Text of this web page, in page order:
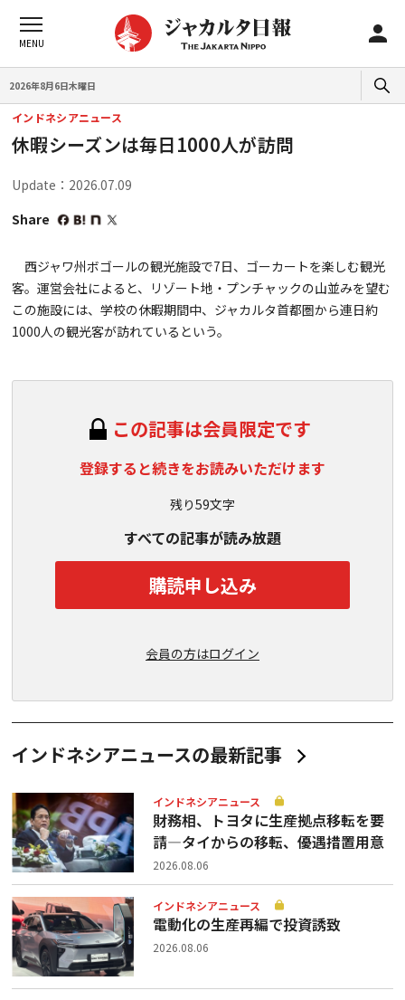
2026年8月6日木曜日
インドネシアニュース
休暇シーズンは毎日1000人が訪問
Update：2026.07.09
Share
西ジャワ州ボゴールの観光施設で7日、ゴーカートを楽しむ観光
客。運営会社によると、リゾート地・プンチャックの山並みを望む
この施設には、学校の休暇期間中、ジャカルタ首都圏から連日約
1000人の観光客が訪れているという。
この記事は会員限定です
登録すると続きをお読みいただけます
残り59文字
すべての記事が読み放題
購読申し込み
会員の方はログイン
インドネシアニュースの最新記事
インドネシアニュース
財務相、トヨタに生産拠点移転を要
請—タイからの移転、優遇措置用意
2026.08.06
インドネシアニュース
電動化の生産再編で投資誘致
2026.08.06